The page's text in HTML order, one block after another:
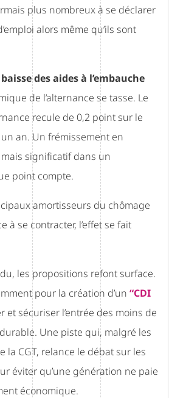
plus nombreux à se déclarer
alors même qu’ils sont
baisse des aides à l’embauche
de l’alternance se tasse. Le
recule de 0,2 point sur le
an. Un frémissement en
significatif dans un
point compte.
amortisseurs du chômage
à se contracter, l’effet se fait
les propositions refont surface.
pour la création d’un “CDI
et sécuriser l’entrée des moins de
Une piste qui, malgré les
la CGT, relance le débat sur les
éviter qu’une génération ne paie
économique.